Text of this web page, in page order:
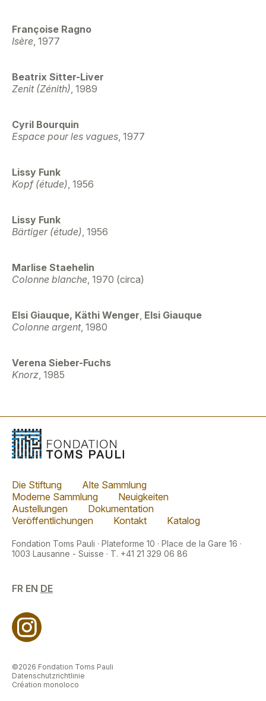
Françoise Ragno
Isère, 1977
Beatrix Sitter-Liver
Zenit (Zénith), 1989
Cyril Bourquin
Espace pour les vagues, 1977
Lissy Funk
Kopf (étude), 1956
Lissy Funk
Bärtiger (étude), 1956
Marlise Staehelin
Colonne blanche, 1970 (circa)
Elsi Giauque, Käthi Wenger, Elsi Giauque
Colonne argent, 1980
Verena Sieber-Fuchs
Knorz, 1985
Die Stiftung
Alte Sammlung
Moderne Sammlung
Neuigkeiten
Austellungen
Dokumentation
Veröffentlichungen
Kontakt Katalog
Fondation Toms Pauli · Plateforme 10 · Place de la Gare 16 ·
1003 Lausanne - Suisse · T. +41 21 329 06 86
FR EN DE
©2026 Fondation Toms Pauli
Datenschutzrichtlinie
Création monoloco